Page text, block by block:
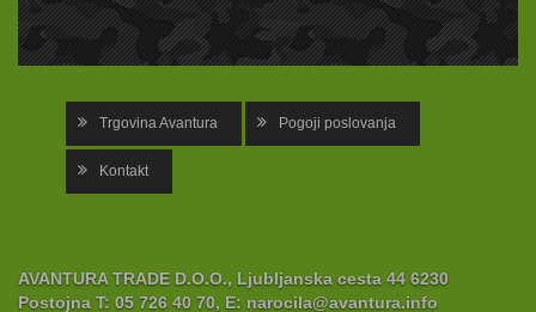
Trgovina Avantura Pogoji poslovanja
Kontakt
AVANTURA TRADE D.O.O., Ljubljanska cesta 44 6230
Postojna T: 05 726 40 70, E: narocila@avantura.info